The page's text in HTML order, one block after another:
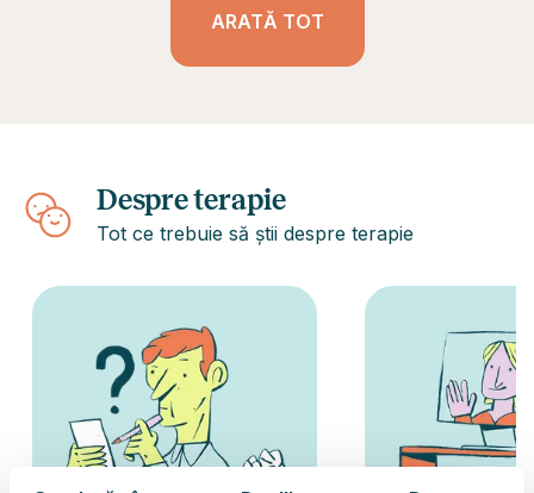
ARATĂ TOT
Despre terapie
Tot ce trebuie să știi despre terapie